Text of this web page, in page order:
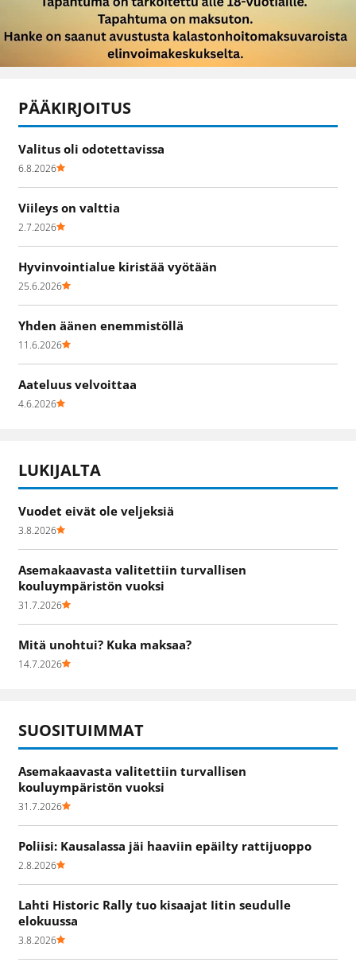
PÄÄKIRJOITUS
Valitus oli odotettavissa
6.8.2026
Viileys on valttia
2.7.2026
Hyvinvointialue kiristää vyötään
25.6.2026
Yhden äänen enemmistöllä
11.6.2026
Aateluus velvoittaa
4.6.2026
LUKIJALTA
Vuodet eivät ole veljeksiä
3.8.2026
Asemakaavasta valitettiin turvallisen
kouluympäristön vuoksi
31.7.2026
Mitä unohtui? Kuka maksaa?
14.7.2026
SUOSITUIMMAT
Asemakaavasta valitettiin turvallisen
kouluympäristön vuoksi
31.7.2026
Poliisi: Kausalassa jäi haaviin epäilty rattijuoppo
2.8.2026
Lahti Historic Rally tuo kisaajat Iitin seudulle
elokuussa
3.8.2026